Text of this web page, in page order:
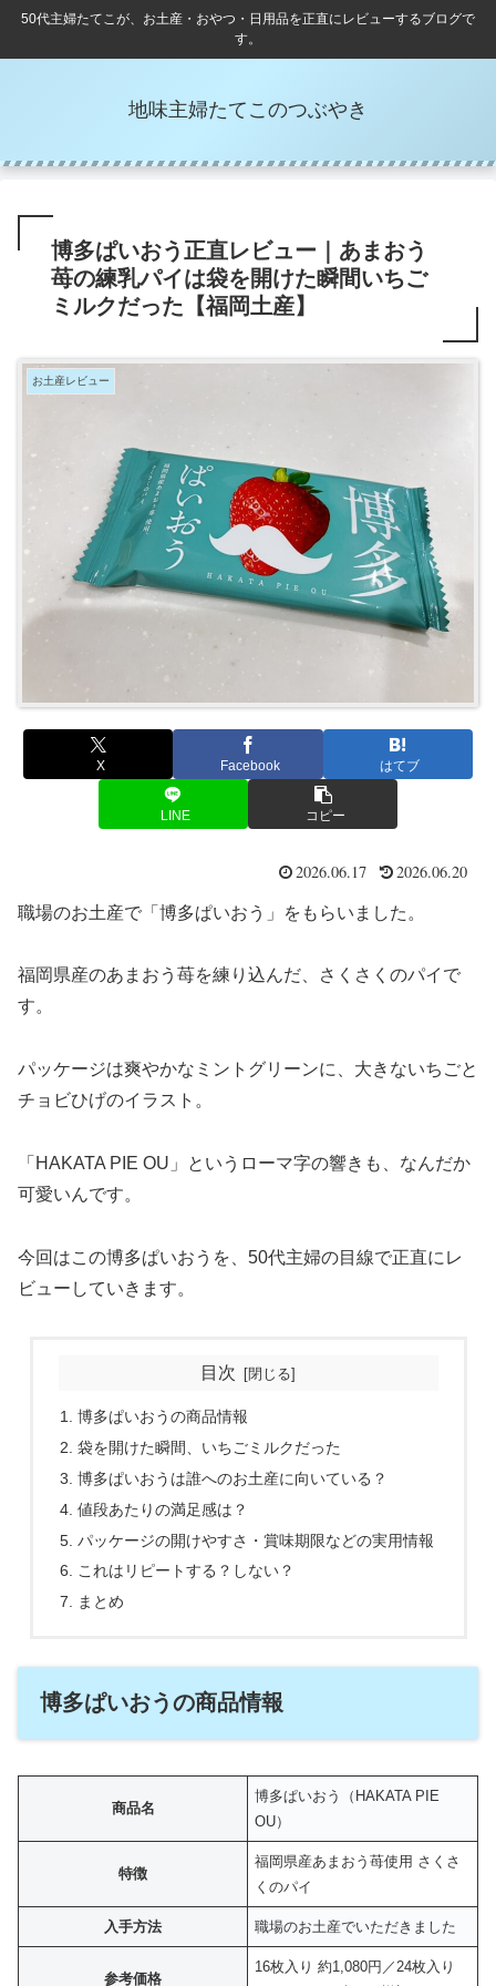
50代主婦たてこが、お土産・おやつ・日用品を正直にレビューするブログで
す。
地味主婦たてこのつぶやき
博多ぱいおう正直レビュー｜あまおう
苺の練乳パイは袋を開けた瞬間いちご
ミルクだった【福岡土産】
お土産レビュー
X Facebook はてブ
LINE コピー
2026.06.17 2026.06.20
職場のお土産で「博多ぱいおう」をもらいました。
福岡県産のあまおう苺を練り込んだ、さくさくのパイで
す。
パッケージは爽やかなミントグリーンに、大きないちごと
チョビひげのイラスト。
「HAKATA PIE OU」というローマ字の響きも、なんだか
可愛いんです。
今回はこの博多ぱいおうを、50代主婦の目線で正直にレ
ビューしていきます。
目次
博多ぱいおうの商品情報
袋を開けた瞬間、いちごミルクだった
博多ぱいおうは誰へのお土産に向いている？
値段あたりの満足感は？
パッケージの開けやすさ・賞味期限などの実用情報
これはリピートする？しない？
まとめ
博多ぱいおうの商品情報
商品名
博多ぱいおう（HAKATA PIE
OU）
特徴
福岡県産あまおう苺使用 さくさ
くのパイ
入手方法 職場のお土産でいただきました
参考価格
16枚入り 約1,080円／24枚入り